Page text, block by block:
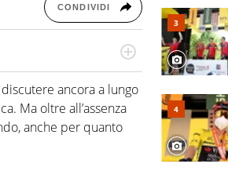
CONDIVIDI
baseball e la capacità
ancora a lungo
Ma oltre all’assenza
anche per quanto